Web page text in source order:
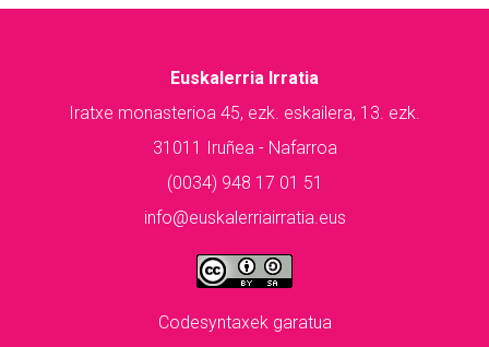
Euskalerria Irratia
Iratxe monasterioa 45, ezk. eskailera, 13. ezk.
31011 Iruñea - Nafarroa
(0034) 948 17 01 51
info@euskalerriairratia.eus
Codesyntaxek garatua